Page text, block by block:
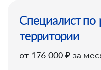
Специалист по
территории
от 176 000 ₽ за